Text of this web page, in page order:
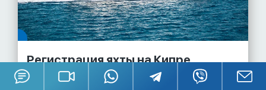
Регистрация яхты на Кипре.